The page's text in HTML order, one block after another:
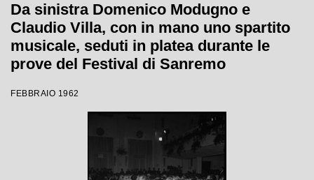
Da sinistra Domenico Modugno e
Claudio Villa, con in mano uno spartito
musicale, seduti in platea durante le
prove del Festival di Sanremo
FEBBRAIO 1962